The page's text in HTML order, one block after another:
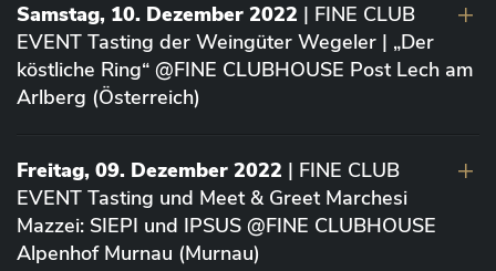
Samstag, 10. Dezember 2022 | FINE CLUB
EVENT Tasting der Weingüter Wegeler | „Der
köstliche Ring“ @FINE CLUBHOUSE Post Lech am
Arlberg (Österreich)
Freitag, 09. Dezember 2022 | FINE CLUB
EVENT Tasting und Meet & Greet Marchesi
Mazzei: SIEPI und IPSUS @FINE CLUBHOUSE
Alpenhof Murnau (Murnau)